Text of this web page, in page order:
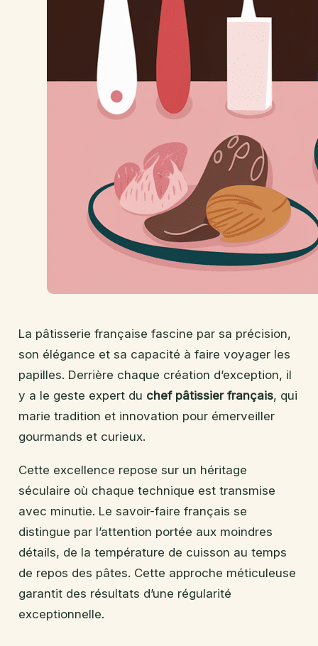
La pâtisserie française fascine par sa précision,
son élégance et sa capacité à faire voyager les
papilles. Derrière chaque création d’exception, il
y a le geste expert du chef pâtissier français, qui
marie tradition et innovation pour émerveiller
gourmands et curieux.
Cette excellence repose sur un héritage
séculaire où chaque technique est transmise
avec minutie. Le savoir-faire français se
distingue par l’attention portée aux moindres
détails, de la température de cuisson au temps
de repos des pâtes. Cette approche méticuleuse
garantit des résultats d’une régularité
exceptionnelle.